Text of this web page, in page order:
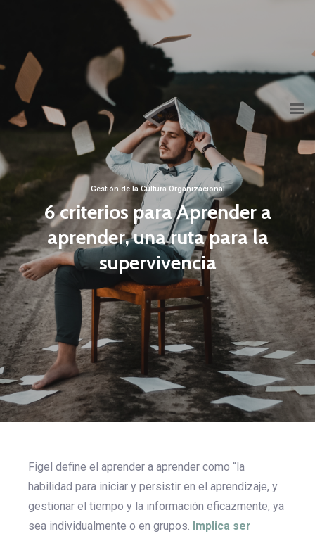
info@grupoconsultoria.com.co
Lunes a viernes de 8:00 a.m. a 6:00 p.m.
Gestión de la Cultura Organizacional
6 criterios para Aprender a
aprender, una ruta para la
supervivencia
Figel define el aprender a aprender como “la
habilidad para iniciar y persistir en el aprendizaje, y
gestionar el tiempo y la información eficazmente, ya
sea individualmente o en grupos. Implica ser